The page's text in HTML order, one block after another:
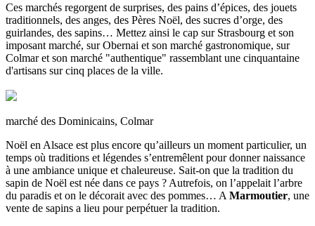
Ces marchés regorgent de surprises, des pains d’épices, des jouets
traditionnels, des anges, des Pères Noël, des sucres d’orge, des
guirlandes, des sapins… Mettez ainsi le cap sur Strasbourg et son
imposant marché, sur Obernai et son marché gastronomique, sur
Colmar et son marché "authentique" rassemblant une cinquantaine
d'artisans sur cinq places de la ville.
marché des Dominicains, Colmar
Noël en Alsace est plus encore qu’ailleurs un moment particulier, un
temps où traditions et légendes s’entremêlent pour donner naissance
à une ambiance unique et chaleureuse. Sait-on que la tradition du
sapin de Noël est née dans ce pays ? Autrefois, on l’appelait l’arbre
du paradis et on le décorait avec des pommes… A Marmoutier, une
vente de sapins a lieu pour perpétuer la tradition.